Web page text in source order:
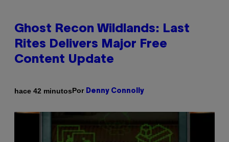
Ghost Recon Wildlands: Last
Rites Delivers Major Free
Content Update
hace 42 minutosPor Denny Connolly